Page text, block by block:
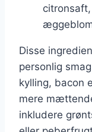
Disse
personlig
kylling, bacon
mere
inkludere